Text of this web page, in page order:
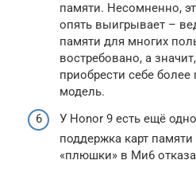
памяти. Несомненно,
опять выигрывает –
памяти для многих
востребовано, а
приобрести себе
модель.
У Honor 9 есть ещё
поддержка карт
«плюшки» в Ми6